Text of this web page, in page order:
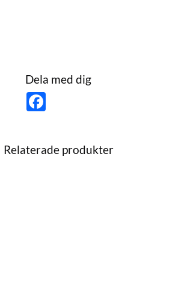
Dela med dig
o
Relaterade produkter